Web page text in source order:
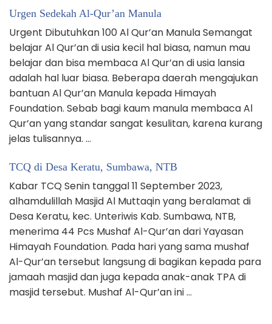
Urgen Sedekah Al-Qur’an Manula
Urgent Dibutuhkan 100 Al Qur’an Manula Semangat
belajar Al Qur’an di usia kecil hal biasa, namun mau
belajar dan bisa membaca Al Qur’an di usia lansia
adalah hal luar biasa. Beberapa daerah mengajukan
bantuan Al Qur’an Manula kepada Himayah
Foundation. Sebab bagi kaum manula membaca Al
Qur’an yang standar sangat kesulitan, karena kurang
jelas tulisannya. …
TCQ di Desa Keratu, Sumbawa, NTB
Kabar TCQ Senin tanggal 11 September 2023,
alhamdulillah Masjid Al Muttaqin yang beralamat di
Desa Keratu, kec. Unteriwis Kab. Sumbawa, NTB,
menerima 44 Pcs Mushaf Al-Qur’an dari Yayasan
Himayah Foundation. Pada hari yang sama mushaf
Al-Qur’an tersebut langsung di bagikan kepada para
jamaah masjid dan juga kepada anak-anak TPA di
masjid tersebut. Mushaf Al-Qur’an ini …